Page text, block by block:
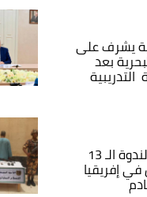
يشرف على
بعد
الجزائر تستضيف الندوة الـ 13
إفريقيا